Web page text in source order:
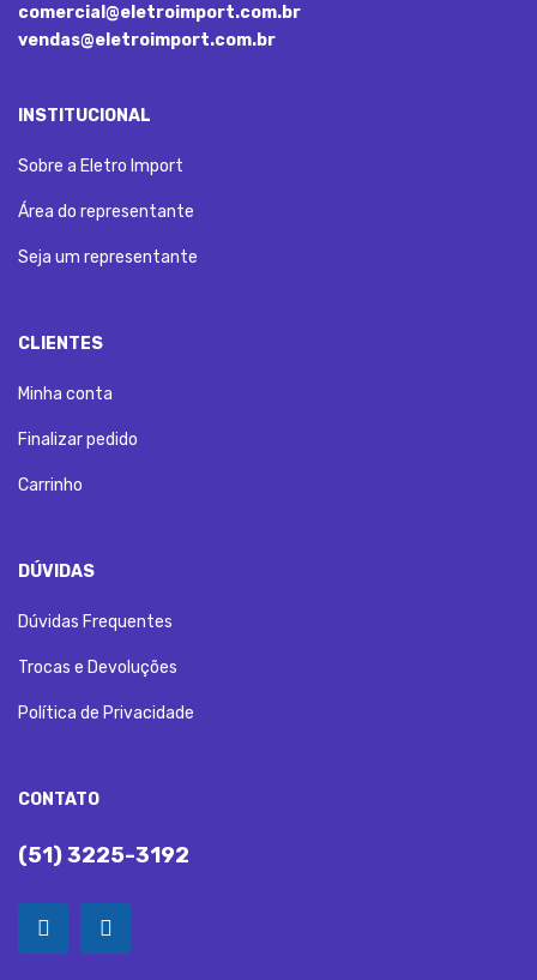
comercial@eletroimport.com.br
vendas@eletroimport.com.br
INSTITUCIONAL
Sobre a Eletro Import
Área do representante
Seja um representante
CLIENTES
Minha conta
Finalizar pedido
Carrinho
DÚVIDAS
Dúvidas Frequentes
Trocas e Devoluções
Política de Privacidade
CONTATO
(51) 3225-3192